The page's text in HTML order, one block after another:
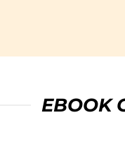
EBOOK